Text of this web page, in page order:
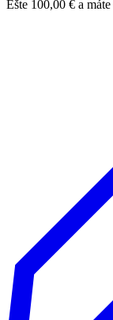
Ešte 100,00 € a máte